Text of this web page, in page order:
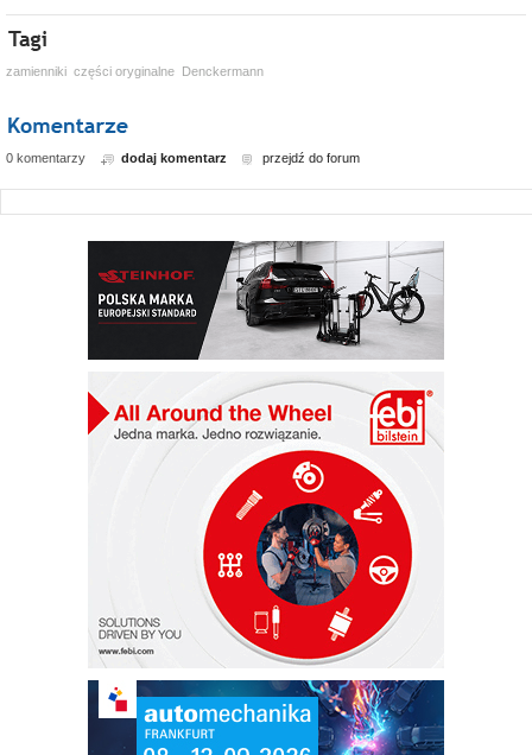
zamienniki części oryginalne Denckermann
0 komentarzy dodaj komentarz przejdź do forum